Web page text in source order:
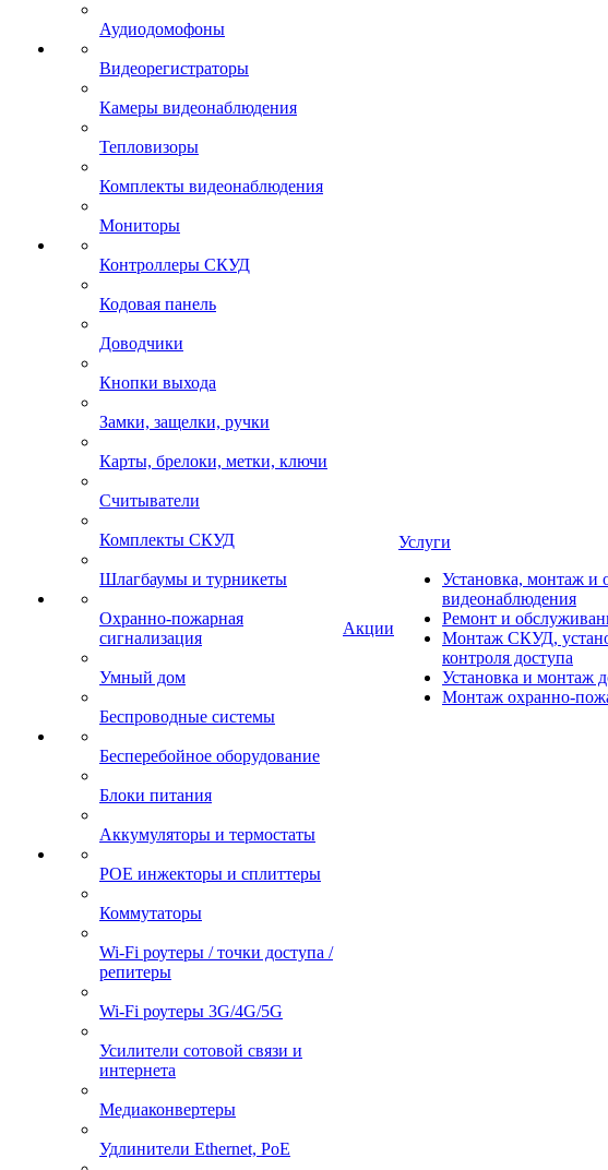
Аудиодомофоны
Видеорегистраторы
Камеры видеонаблюдения
Тепловизоры
Комплекты видеонаблюдения
Мониторы
Контроллеры СКУД
Кодовая панель
Доводчики
Кнопки выхода
Замки, защелки, ручки
Карты, брелоки, метки, ключи
Считыватели
Комплекты СКУД
Шлагбаумы и турникеты
Охранно-пожарная
сигнализация
Умный дом
Беспроводные системы
Бесперебойное оборудование
Блоки питания
Аккумуляторы и термостаты
POE инжекторы и сплиттеры
Коммутаторы
Wi-Fi роутеры / точки доступа /
репитеры
Wi-Fi роутеры 3G/4G/5G
Усилители сотовой связи и
интернета
Медиаконвертеры
Удлинители Ethernet, PoE
Акции
Услуги
Установка, монтаж и
видеонаблюдения
Ремонт и
Монтаж СКУД,
контроля доступа
Установка и монтаж
Монтаж охранно-